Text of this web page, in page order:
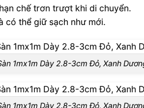
chế trơn trượt khi di chuyển.
có thể giữ sạch như mới.
1mx1m Dày 2.8-3cm Đỏ, Xanh
1mx1m Dày 2.8-3cm Đỏ, Xanh